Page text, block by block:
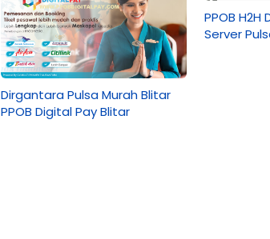
Dirgantara Pulsa Murah Blitar
PPOB Digital Pay Blitar
PPOB
Server